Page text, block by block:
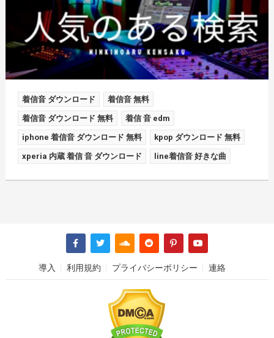
着信音 ダウンロード 着信音 無料
着信音 ダウンロード 無料 着信 音 edm
iphone 着信音 ダウンロード 無料 kpop ダウンロード 無料
xperia 内蔵 着信 音 ダウンロード line着信音 好きな曲
導入 利用規約 プライバシーポリシー 連絡